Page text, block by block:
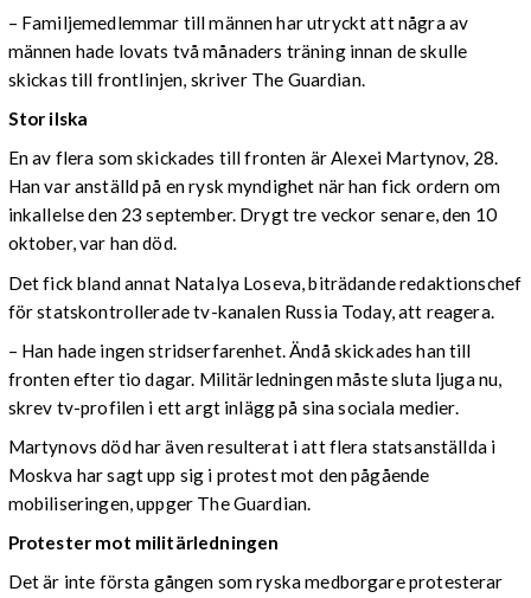
– Familjemedlemmar till männen har utryckt att några av
männen hade lovats två månaders träning innan de skulle
skickas till frontlinjen, skriver The Guardian.
Stor ilska
En av flera som skickades till fronten är Alexei Martynov, 28.
Han var anställd på en rysk myndighet när han fick ordern om
inkallelse den 23 september. Drygt tre veckor senare, den 10
oktober, var han död.
Det fick bland annat Natalya Loseva, biträdande redaktionschef
för statskontrollerade tv-kanalen Russia Today, att reagera.
– Han hade ingen stridserfarenhet. Ändå skickades han till
fronten efter tio dagar. Militärledningen måste sluta ljuga nu,
skrev tv-profilen i ett argt inlägg på sina sociala medier.
Martynovs död har även resulterat i att flera statsanställda i
Moskva har sagt upp sig i protest mot den pågående
mobiliseringen, uppger The Guardian.
Protester mot militärledningen
Det är inte första gången som ryska medborgare protesterar